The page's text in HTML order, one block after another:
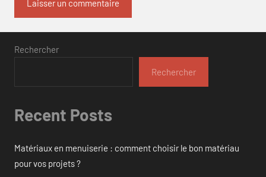
Rechercher
Rechercher
Recent Posts
Matériaux en menuiserie : comment choisir le bon matériau
pour vos projets ?